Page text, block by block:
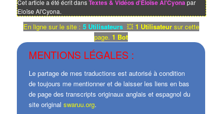
Cet article a été écrit dansTextes & Vidéos d'Éloïse Al'Cyona par
Eloïse Al'Cyona.
En ligne sur le site : 5 Utilisateurs 💥 1 Utilisateursur cette
page. 1 Bot
MENTIONS LÉGALES :
Le partage de mes traductions est autorisé à condition
de toujours me mentionner et de laisser les liens en bas
de page des transcripts originaux anglais et espagnol du
site originalswaruu.org.